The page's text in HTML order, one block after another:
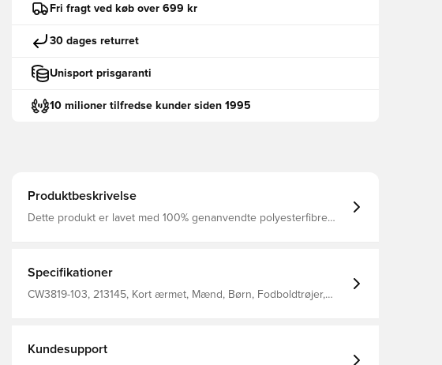
Fri fragt ved køb over 699 kr
30 dages returret
Unisport prisgaranti
10 milioner tilfredse kunder siden 1995
Produktbeskrivelse
Dette produkt er lavet med 100% genanvendte polyesterfibre
Specifikationer
CW3819-103, 213145, Kort ærmet, Mænd, Børn, Fodboldtrøjer,
Kundesupport